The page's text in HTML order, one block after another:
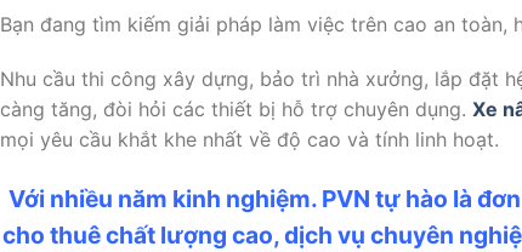
Bạn đang tìm kiếm giải pháp làm việc trên cao an toàn,
Nhu cầu thi công xây dựng, bảo trì nhà xưởng, lắp đặt
càng tăng, đòi hỏi các thiết bị hỗ trợ chuyên dụng. Xe
mọi yêu cầu khắt khe nhất về độ cao và tính linh hoạt.
Với nhiều năm kinh nghiệm. PVN tự hào là
cho thuê chất lượng cao, dịch vụ chuyên